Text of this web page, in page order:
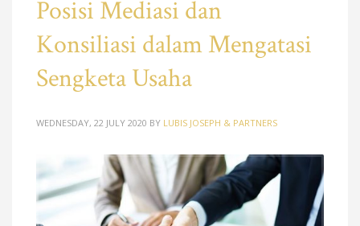
Posisi Mediasi dan
Konsiliasi dalam Mengatasi
Sengketa Usaha
WEDNESDAY, 22 JULY 2020 BY LUBIS JOSEPH & PARTNERS